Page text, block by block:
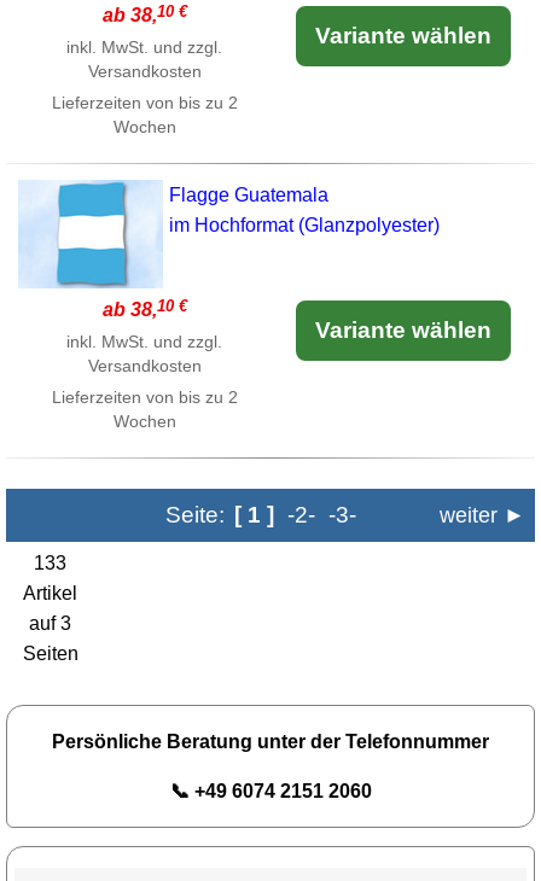
ab 38,10 €
inkl. MwSt. und zzgl.
Versandkosten
Lieferzeiten von bis zu 2
Wochen
Variante wählen
Flagge Guatemala
im Hochformat (Glanzpolyester)
ab 38,10 €
inkl. MwSt. und zzgl.
Versandkosten
Lieferzeiten von bis zu 2
Wochen
Variante wählen
Seite: [ 1 ] -2- -3- weiter ►
133
Artikel
auf 3
Seiten
Persönliche Beratung unter der Telefonnummer
📞 +49 6074 2151 2060